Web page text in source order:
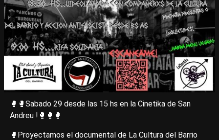
🥊🥊Sabado 29 desde las 15 hs en la Cinetika de San
Andreu !🥊🥊🥊
🥊Proyectamos el documental de La Cultura del Barrio